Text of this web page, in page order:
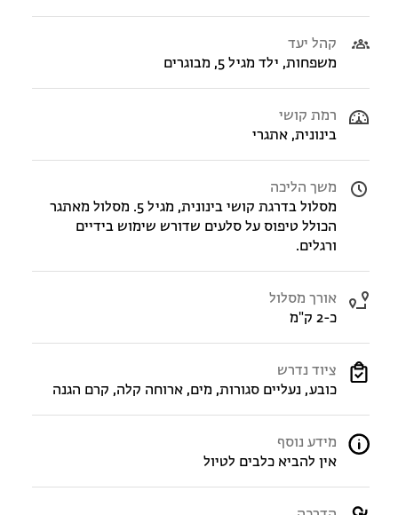
קהל יעד
משפחות, ילד מגיל 5, מבוגרים
רמת קושי
בינונית, אתגרי
משך הליכה
מסלול בדרגת קושי בינונית, מגיל 5. מסלול מאתגר
הכולל טיפוס על סלעים שדורש שימוש בידיים
ורגלים.
אורך מסלול
כ-2 ק"מ
ציוד נדרש
כובע, נעליים סגורות, מים, ארוחה קלה, קרם הגנה
מידע נוסף
אין להביא כלבים לטיול